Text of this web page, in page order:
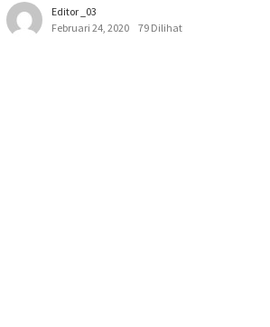
Editor _03
Februari 24, 2020
79 Dilihat